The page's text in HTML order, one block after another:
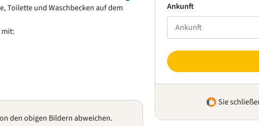
Toilette und Waschbecken auf dem
den obigen Bildern abweichen.
Ankunft
Sie